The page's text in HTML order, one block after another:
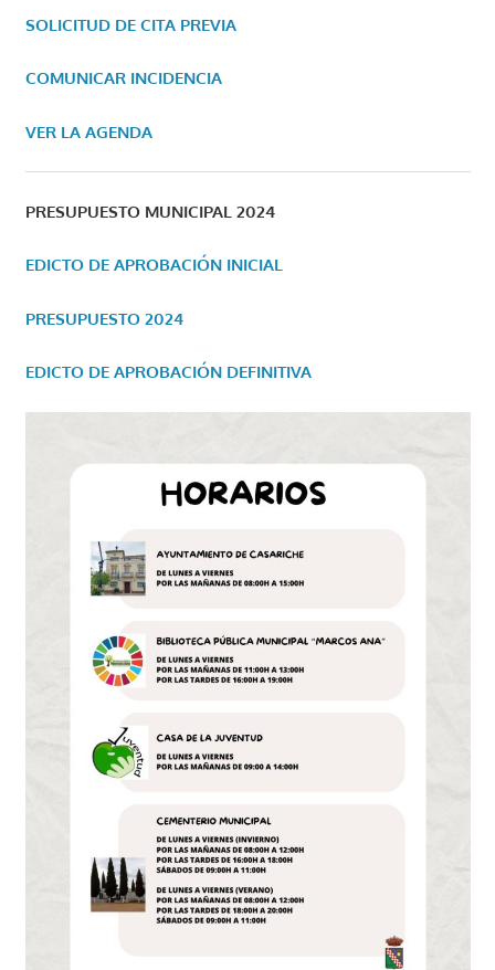
SOLICITUD DE CITA PREVIA
COMUNICAR INCIDENCIA
VER LA AGENDA
PRESUPUESTO MUNICIPAL 2024
EDICTO DE APROBACIÓN INICIAL
PRESUPUESTO 2024
EDICTO DE APROBACIÓN DEFINITIVA